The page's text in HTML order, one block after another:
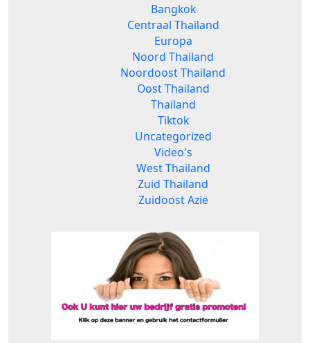
Bangkok
Centraal Thailand
Europa
Noord Thailand
Noordoost Thailand
Oost Thailand
Thailand
Tiktok
Uncategorized
Video's
West Thailand
Zuid Thailand
Zuidoost Azië